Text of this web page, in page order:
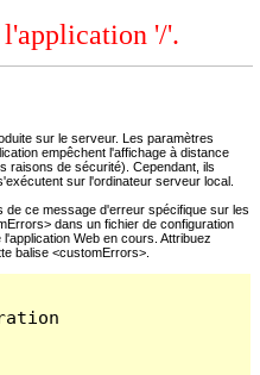
l'application '/'.
sur le serveur. Les paramètres
empêchent l'affichage à distance
raisons de sécurité). Cependant, ils
sur l'ordinateur serveur local.
de ce message d'erreur spécifique sur les
dans un fichier de configuration
Web en cours. Attribuez
balise <customErrors>.